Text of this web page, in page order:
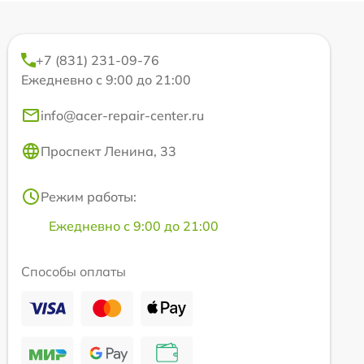
+7 (831) 231-09-76
Ежедневно с 9:00 до 21:00
info@acer-repair-center.ru
Проспект Ленина, 33
Режим работы:
Ежедневно с 9:00 до 21:00
Способы оплаты